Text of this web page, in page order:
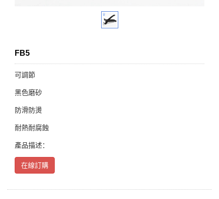
FB5
可調節
黑色磨砂
防滑防燙
耐熱耐腐蝕
產品描述：
在線訂購